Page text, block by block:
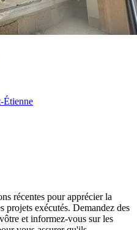
Étienne
récentes pour apprécier la
projets exécutés. Demandez des
et informez-vous sur les